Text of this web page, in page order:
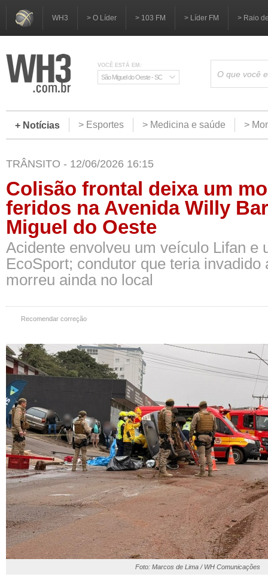
WH3 > O Líder > 103 FM > Líder FM > Raio
VOCÊ ESTÁ EM:
São Miguel do Oeste - SC
+ Notícias > Esportes > Medicina e saúde >
TRÂNSITO - 12/06/2026 16:15
Colisão frontal deixa um
feridos na Avenida Willy
Miguel do Oeste
Acidente envolveu um veículo Lifan e
EcoSport; condutor que teria invadido
morreu ainda no local
Recomendar correção
Foto: Marcos de Lima / WH Comunicações